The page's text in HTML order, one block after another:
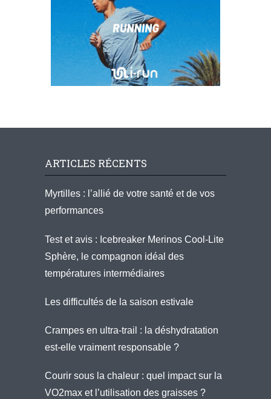
ARTICLES RÉCENTS
Myrtilles : l’allié de votre santé et de vos
performances
Test et avis : Icebreaker Merinos Cool-Lite
Sphère, le compagnon idéal des
températures intermédiaires
Les difficultés de la saison estivale
Crampes en ultra-trail : la déshydratation
est-elle vraiment responsable ?
Courir sous la chaleur : quel impact sur la
VO2max et l’utilisation des graisses ?